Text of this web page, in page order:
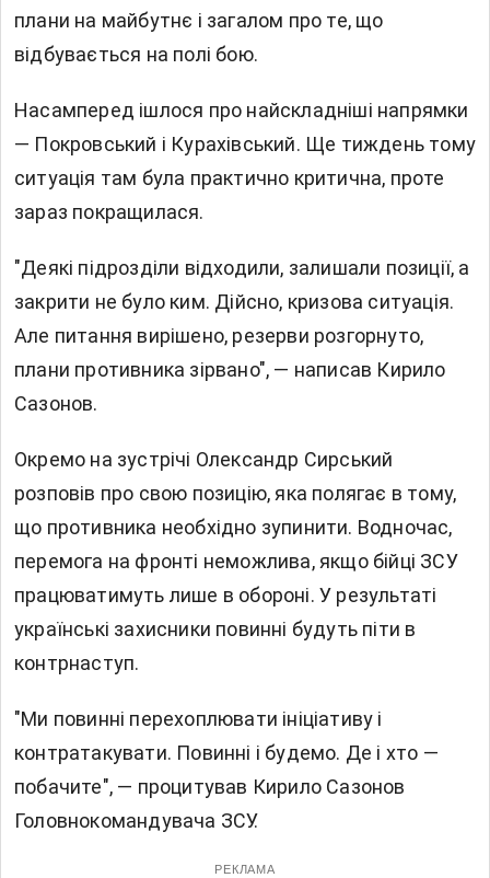
плани на майбутнє і загалом про те, що
відбувається на полі бою.
Насамперед ішлося про найскладніші напрямки
— Покровський і Курахівський. Ще тиждень тому
ситуація там була практично критична, проте
зараз покращилася.
"Деякі підрозділи відходили, залишали позиції, а
закрити не було ким. Дійсно, кризова ситуація.
Але питання вирішено, резерви розгорнуто,
плани противника зірвано", — написав Кирило
Сазонов.
Окремо на зустрічі Олександр Сирський
розповів про свою позицію, яка полягає в тому,
що противника необхідно зупинити. Водночас,
перемога на фронті неможлива, якщо бійці ЗСУ
працюватимуть лише в обороні. У результаті
українські захисники повинні будуть піти в
контрнаступ.
"Ми повинні перехоплювати ініціативу і
контратакувати. Повинні і будемо. Де і хто —
побачите", — процитував Кирило Сазонов
Головнокомандувача ЗСУ.
РЕКЛАМА